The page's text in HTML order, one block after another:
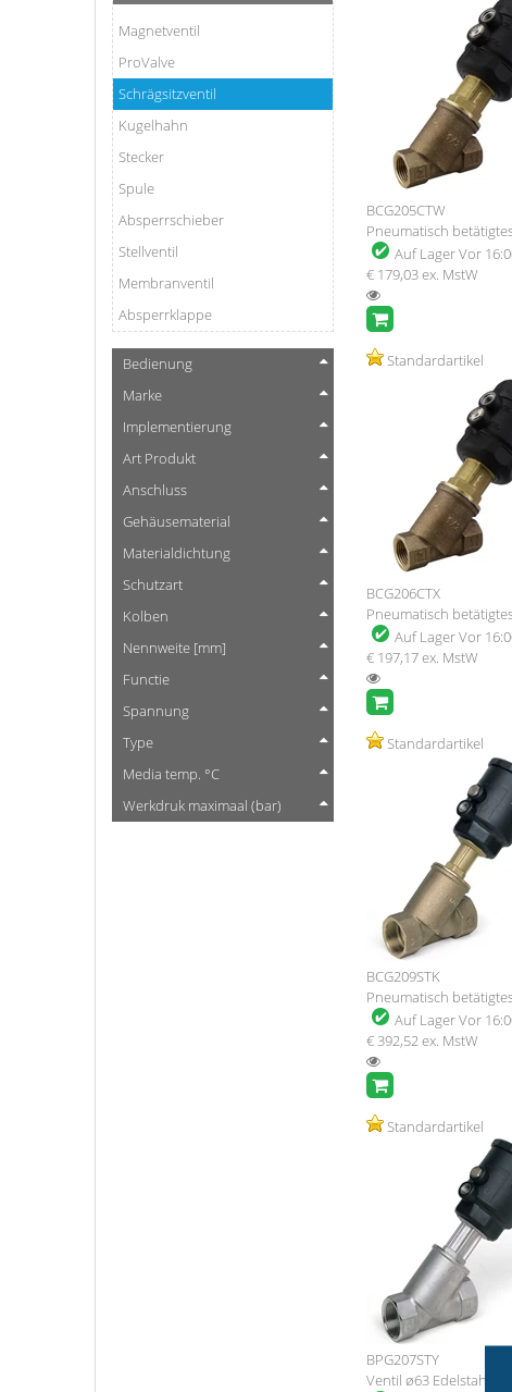
Magnetventil
ProValve
Schrägsitzventil
Kugelhahn
Stecker
Spule
Absperrschieber
Stellventil
Membranventil
Absperrklappe
Bedienung
Marke
Implementierung
Art Produkt
Anschluss
Gehäusematerial
Materialdichtung
Schutzart
Kolben
Nennweite [mm]
Functie
Spannung
Type
Media temp. °C
Werkdruk maximaal (bar)
BCG205CTW
Pneumatisch
Auf LagerVor
€ 179,03ex. MstW
Standardartikel
BCG206CTX
Pneumatisch
Auf LagerVor
€ 197,17ex. MstW
Standardartikel
BCG209STK
Pneumatisch
Auf LagerVor
€ 392,52ex. MstW
Standardartikel
BPG207STY
Ventil ø63 Edelstahl G1